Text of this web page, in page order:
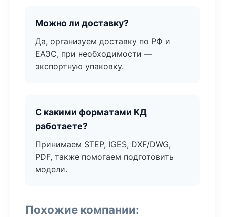
Можно ли доставку?
Да, организуем доставку по РФ и
ЕАЭС, при необходимости —
экспортную упаковку.
С какими форматами КД
работаете?
Принимаем STEP, IGES, DXF/DWG,
PDF, также помогаем подготовить
модели.
Похожие компании: